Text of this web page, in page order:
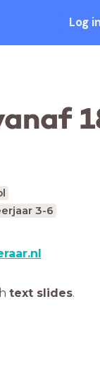
Log in
3-6
text slides.